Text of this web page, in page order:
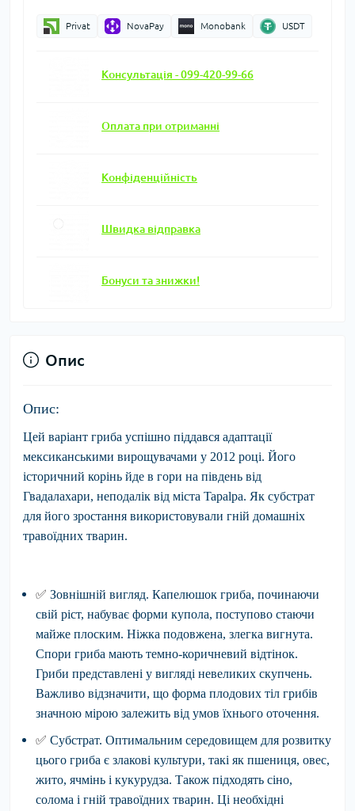
Privat NovaPay Monobank USDT
Консультація - 099-420-99-66
Оплата при отриманні
Конфіденційність
Швидка відправка
Бонуси та знижки!
Опис
Опис:
Цей варіант гриба успішно піддався адаптації
мексиканськими вирощувачами у 2012 році. Його
історичний корінь йде в гори на південь від
Гвадалахари, неподалік від міста Tapalpa. Як субстрат
для його зростання використовували гній домашніх
травоїдних тварин.
✅ Зовнішній вигляд. Капелюшок гриба, починаючи
свій ріст, набуває форми купола, поступово стаючи
майже плоским. Ніжка подовжена, злегка вигнута.
Спори гриба мають темно-коричневий відтінок.
Гриби представлені у вигляді невеликих скупчень.
Важливо відзначити, що форма плодових тіл грибів
значною мірою залежить від умов їхнього оточення.
✅ Субстрат. Оптимальним середовищем для розвитку
цього гриба є злакові культури, такі як пшениця, овес,
жито, ячмінь і кукурудза. Також підходять сіно,
солома і гній травоїдних тварин. Ці необхідні